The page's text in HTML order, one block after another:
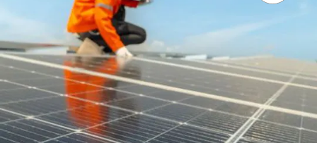
Calle Jiménez de la Espada 37, 30204, Cartagena, Murcia
VISITAR WEB CÓMO LLEGAR ESCRÍBENOS
Llamar ahora